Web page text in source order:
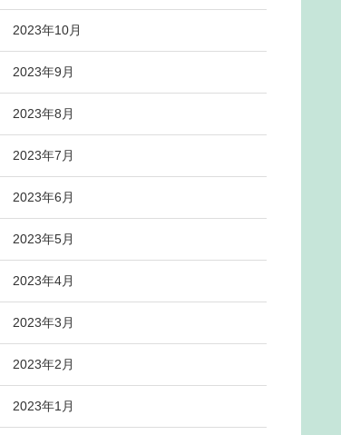
2023年10月
2023年9月
2023年8月
2023年7月
2023年6月
2023年5月
2023年4月
2023年3月
2023年2月
2023年1月